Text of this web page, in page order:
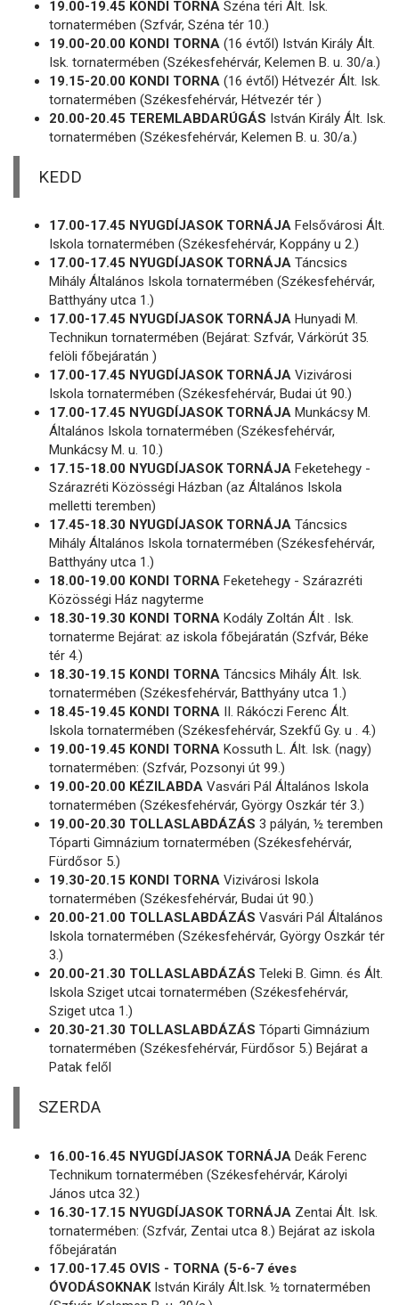
19.00-19.45 KONDI TORNA Széna téri Ált. Isk.
tornatermében (Szfvár, Széna tér 10.)
19.00-20.00 KONDI TORNA (16 évtől) István Király Ált.
Isk. tornatermében (Székesfehérvár, Kelemen B. u. 30/a.)
19.15-20.00 KONDI TORNA (16 évtől) Hétvezér Ált. Isk.
tornatermében (Székesfehérvár, Hétvezér tér )
20.00-20.45 TEREMLABDARÚGÁS István Király Ált. Isk.
tornatermében (Székesfehérvár, Kelemen B. u. 30/a.)
KEDD
17.00-17.45 NYUGDÍJASOK TORNÁJA Felsővárosi Ált.
Iskola tornatermében (Székesfehérvár, Koppány u 2.)
17.00-17.45 NYUGDÍJASOK TORNÁJA Táncsics
Mihály Általános Iskola tornatermében (Székesfehérvár,
Batthyány utca 1.)
17.00-17.45 NYUGDÍJASOK TORNÁJA Hunyadi M.
Technikun tornatermében (Bejárat: Szfvár, Várkörút 35.
felöli főbejáratán )
17.00-17.45 NYUGDÍJASOK TORNÁJA Vizivárosi
Iskola tornatermében (Székesfehérvár, Budai út 90.)
17.00-17.45 NYUGDÍJASOK TORNÁJA Munkácsy M.
Általános Iskola tornatermében (Székesfehérvár,
Munkácsy M. u. 10.)
17.15-18.00 NYUGDÍJASOK TORNÁJA Feketehegy -
Szárazréti Közösségi Házban (az Általános Iskola
melletti teremben)
17.45-18.30 NYUGDÍJASOK TORNÁJA Táncsics
Mihály Általános Iskola tornatermében (Székesfehérvár,
Batthyány utca 1.)
18.00-19.00 KONDI TORNA Feketehegy - Szárazréti
Közösségi Ház nagyterme
18.30-19.30 KONDI TORNA Kodály Zoltán Ált . Isk.
tornaterme Bejárat: az iskola főbejáratán (Szfvár, Béke
tér 4.)
18.30-19.15 KONDI TORNA Táncsics Mihály Ált. Isk.
tornatermében (Székesfehérvár, Batthyány utca 1.)
18.45-19.45 KONDI TORNA II. Rákóczi Ferenc Ált.
Iskola tornatermében (Székesfehérvár, Szekfű Gy. u . 4.)
19.00-19.45 KONDI TORNA Kossuth L. Ált. Isk. (nagy)
tornatermében: (Szfvár, Pozsonyi út 99.)
19.00-20.00 KÉZILABDA Vasvári Pál Általános Iskola
tornatermében (Székesfehérvár, György Oszkár tér 3.)
19.00-20.30 TOLLASLABDÁZÁS 3 pályán, ½ teremben
Tóparti Gimnázium tornatermében (Székesfehérvár,
Fürdősor 5.)
19.30-20.15 KONDI TORNA Vizivárosi Iskola
tornatermében (Székesfehérvár, Budai út 90.)
20.00-21.00 TOLLASLABDÁZÁS Vasvári Pál Általános
Iskola tornatermében (Székesfehérvár, György Oszkár tér
3.)
20.00-21.30 TOLLASLABDÁZÁS Teleki B. Gimn. és Ált.
Iskola Sziget utcai tornatermében (Székesfehérvár,
Sziget utca 1.)
20.30-21.30 TOLLASLABDÁZÁS Tóparti Gimnázium
tornatermében (Székesfehérvár, Fürdősor 5.) Bejárat a
Patak felől
SZERDA
16.00-16.45 NYUGDÍJASOK TORNÁJA Deák Ferenc
Technikum tornatermében (Székesfehérvár, Károlyi
János utca 32.)
16.30-17.15 NYUGDÍJASOK TORNÁJA Zentai Ált. Isk.
tornatermében: (Szfvár, Zentai utca 8.) Bejárat az iskola
főbejáratán
17.00-17.45 OVIS - TORNA (5-6-7 éves
ÓVODÁSOKNAKIstván Király Ált.Isk. ½ tornatermében